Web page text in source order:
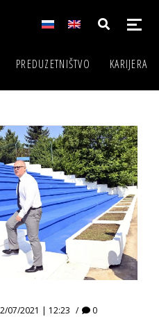
PREDUZETNIŠTVO KARIJERA
07/2021 | 12:23 0